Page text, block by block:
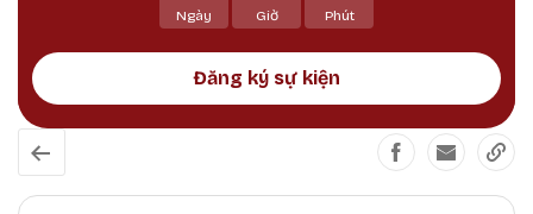
Ngày Giờ Phút
Đăng ký sự kiện